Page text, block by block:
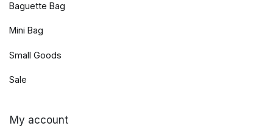
Baguette Bag
Mini Bag
Small Goods
Sale
My account